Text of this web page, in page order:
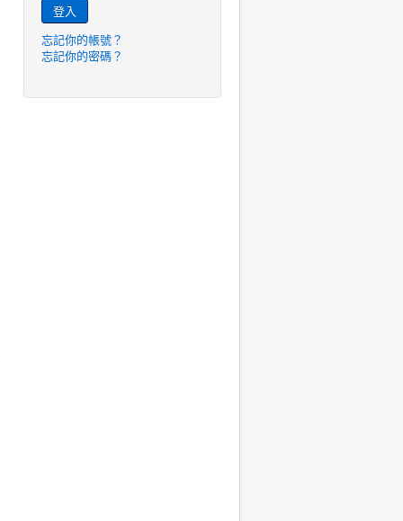
登入
忘記你的帳號？
忘記你的密碼？